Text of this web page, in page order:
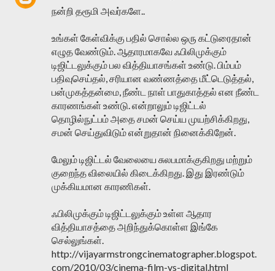
நன்றி தரூமி அவர்களே..
உங்கள் கேள்விக்கு பதில் சொல்ல ஒரு கட்டுரைதான்
எழுத வேண்டும். ஆதாரமாகவே ஃபிலிமுக்கும்
டிஜிட்டலுக்கும் பல வித்தியாசங்கள் உண்டு. பிம்பம்
பதிவுசெய்தல், சரியான வண்ணத்தை மீட்டெடுத்தல்,
பன்முகத்தன்மை, நீண்ட நாள் பாதுகாத்தல் என நீண்ட
காரணங்கள் உண்டு. என்றாலும் டிஜிட்டல்
தொழில்நுட்பம் அதை சமன் செய்ய முயற்சிக்கிறது,
சமன் செய்துவிடும் என்றுதான் நினைக்கிறேன்.
மேலும் டிஜிட்டல் வேலையை சுலபமாக்குகிறது மற்றும்
குறைந்த விலையில் கிடைக்கிறது. இது இரண்டும்
முக்கியமான காரணிகள்.
ஃபிலிமுக்கும் டிஜிட்டலுக்கும் உள்ள ஆதார
வித்தியாசத்தை அறிந்துக்கொள்ள இங்கே
செல்லுங்கள்.
http://vijayarmstrongcinematographer.blogspot.
com/2010/03/cinema-film-vs-digital.html